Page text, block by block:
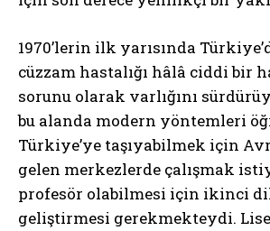
1970’lerin ilk yarısında
cüzzam hastalığı hâlâ ciddi bir
sorunu olarak varlığını
bu alanda modern yöntemleri
Türkiye’ye taşıyabilmek için
gelen merkezlerde çalışmak
profesör olabilmesi için ikinci
geliştirmesi gerekmekteydi.